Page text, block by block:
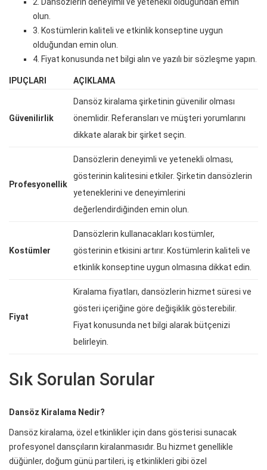
2. Dansözlerin deneyimli ve yetenekli olduğundan emin
olun.
3. Kostümlerin kaliteli ve etkinlik konseptine uygun
olduğundan emin olun.
4. Fiyat konusunda net bilgi alın ve yazılı bir sözleşme yapın.
IPUÇLARI AÇIKLAMA
Güvenilirlik
Dansöz kiralama şirketinin güvenilir olması
önemlidir. Referansları ve müşteri yorumlarını
dikkate alarak bir şirket seçin.
Profesyonellik
Dansözlerin deneyimli ve yetenekli olması,
gösterinin kalitesini etkiler. Şirketin dansözlerin
yeteneklerini ve deneyimlerini
değerlendirdiğinden emin olun.
Kostümler
Dansözlerin kullanacakları kostümler,
gösterinin etkisini artırır. Kostümlerin kaliteli ve
etkinlik konseptine uygun olmasına dikkat edin.
Fiyat
Kiralama fiyatları, dansözlerin hizmet süresi ve
gösteri içeriğine göre değişiklik gösterebilir.
Fiyat konusunda net bilgi alarak bütçenizi
belirleyin.
Sık Sorulan Sorular
Dansöz Kiralama Nedir?
Dansöz kiralama, özel etkinlikler için dans gösterisi sunacak
profesyonel dansçıların kiralanmasıdır. Bu hizmet genellikle
düğünler, doğum günü partileri, iş etkinlikleri gibi özel